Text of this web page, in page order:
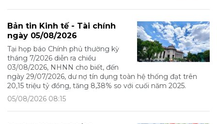
Bản tin Kinh tế - Tài chính
ngày 05/08/2026
Tại họp báo Chính phủ thường kỳ
tháng 7/2026 diễn ra chiều
03/08/2026, NHNN cho biết, đến
ngày 29/07/2026, dư nợ tín dụng toàn hệ thống đạt trên
20,15 triệu tỷ đồng, tăng 8,38% so với cuối năm 2025.
05/08/2026 08:15